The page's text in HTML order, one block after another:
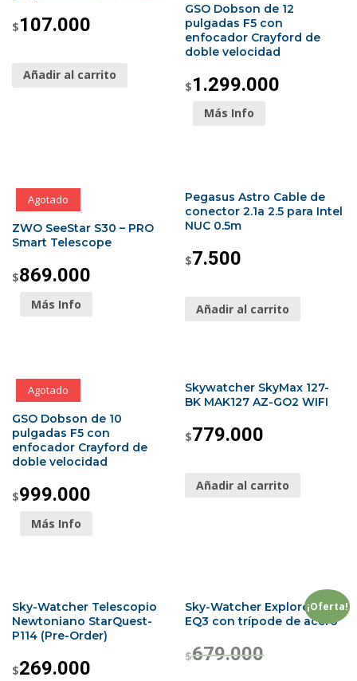
$107.000
Añadir al carrito
GSO Dobson de 12
pulgadas F5 con
enfocador Crayford de
doble velocidad
$1.299.000
Más Info
Agotado
ZWO SeeStar S30 – PRO
Smart Telescope
$869.000
Más Info
Pegasus Astro Cable de
conector 2.1a 2.5 para Intel
NUC 0.5m
$7.500
Añadir al carrito
Agotado
GSO Dobson de 10
pulgadas F5 con
enfocador Crayford de
doble velocidad
$999.000
Más Info
Skywatcher SkyMax 127-
BK MAK127 AZ-GO2 WIFI
$779.000
Añadir al carrito
Sky-Watcher Telescopio
Newtoniano StarQuest-
P114 (Pre-Order)
$269.000
¡Oferta!
Sky-Watcher Explorer 150P
EQ3 con trípode de acero
$679.000